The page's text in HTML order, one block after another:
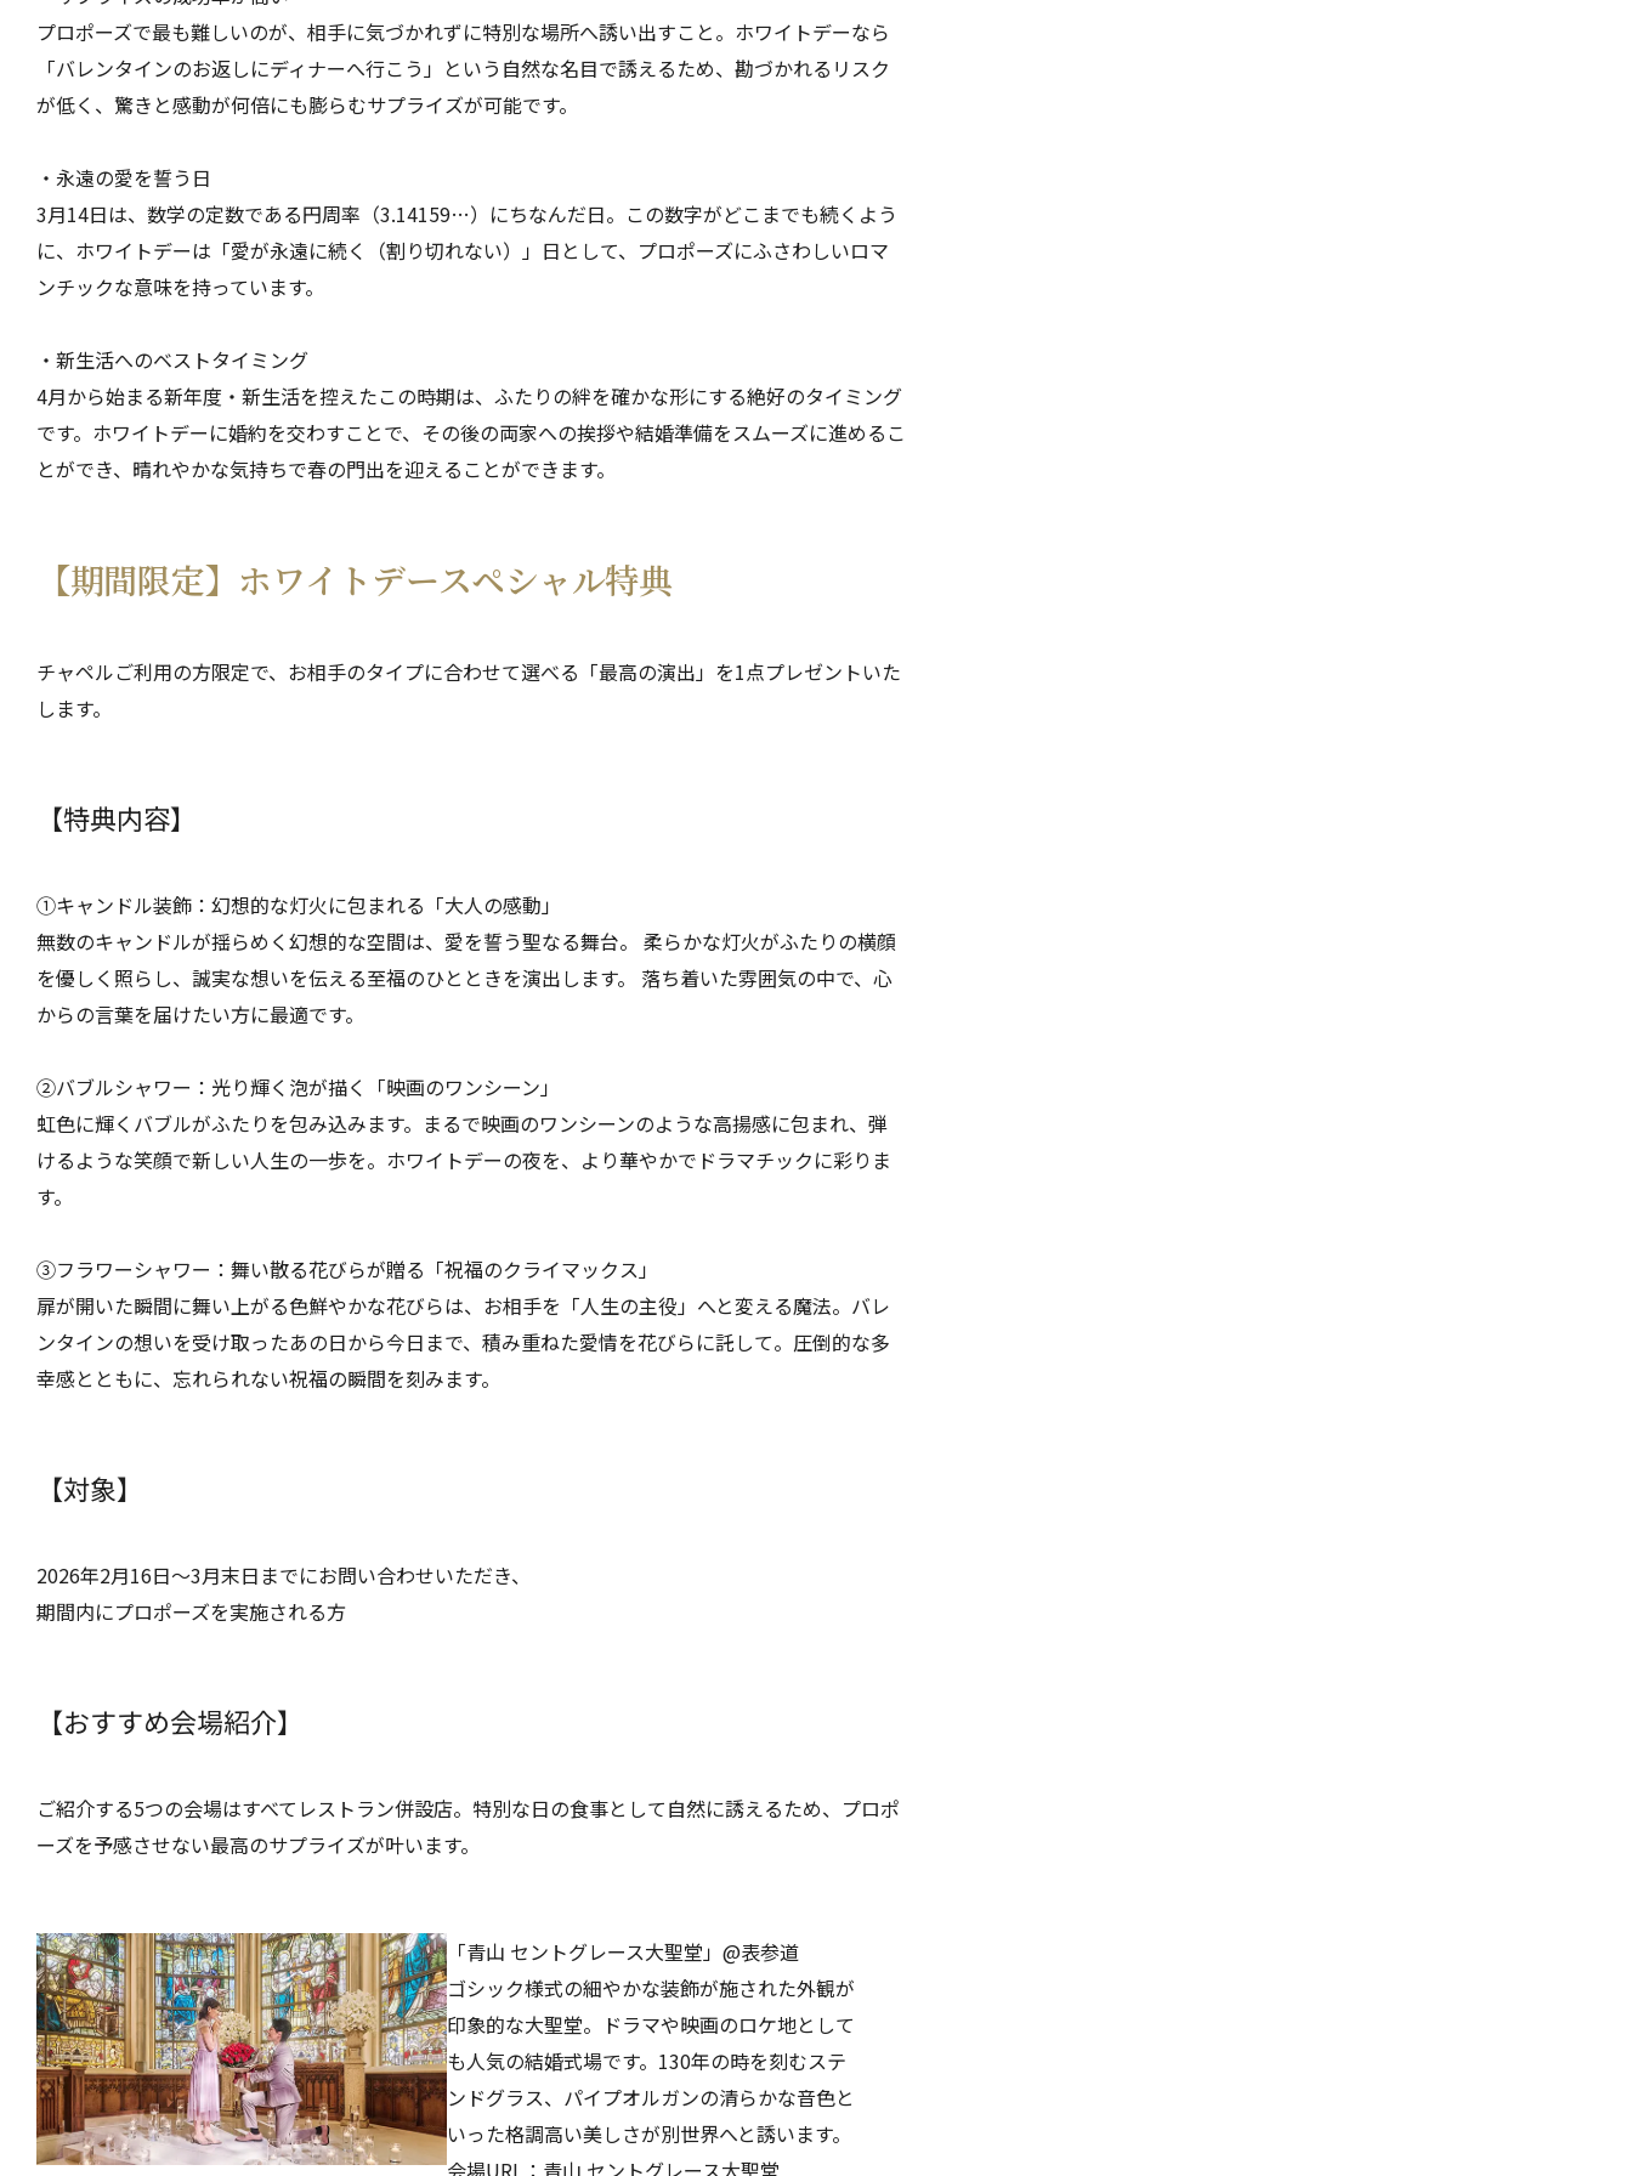
プロポーズで最も難しいのが、相手に気づかれずに特別な場所へ誘い出すこと。ホワイトデーなら
「バレンタインのお返しにディナーへ行こう」という自然な名目で誘えるため、勘づかれるリスク
が低く、驚きと感動が何倍にも膨らむサプライズが可能です。
・永遠の愛を誓う日
3月14日は、数学の定数である円周率（3.14159…）にちなんだ日。この数字がどこまでも続くよう
に、ホワイトデーは「愛が永遠に続く（割り切れない）」日として、プロポーズにふさわしいロマ
ンチックな意味を持っています。
・新生活へのベストタイミング
4月から始まる新年度・新生活を控えたこの時期は、ふたりの絆を確かな形にする絶好のタイミング
です。ホワイトデーに婚約を交わすことで、その後の両家への挨拶や結婚準備をスムーズに進めるこ
とができ、晴れやかな気持ちで春の門出を迎えることができます。
【期間限定】ホワイトデースペシャル特典
チャペルご利用の方限定で、お相手のタイプに合わせて選べる「最高の演出」を1点プレゼントいた
します。
【特典内容】
①キャンドル装飾：幻想的な灯火に包まれる「大人の感動」
無数のキャンドルが揺らめく幻想的な空間は、愛を誓う聖なる舞台。 柔らかな灯火がふたりの横顔
を優しく照らし、誠実な想いを伝える至福のひとときを演出します。 落ち着いた雰囲気の中で、心
からの言葉を届けたい方に最適です。
②バブルシャワー：光り輝く泡が描く「映画のワンシーン」
虹色に輝くバブルがふたりを包み込みます。まるで映画のワンシーンのような高揚感に包まれ、弾
けるような笑顔で新しい人生の一歩を。ホワイトデーの夜を、より華やかでドラマチックに彩りま
す。
③フラワーシャワー：舞い散る花びらが贈る「祝福のクライマックス」
扉が開いた瞬間に舞い上がる色鮮やかな花びらは、お相手を「人生の主役」へと変える魔法。バレ
ンタインの想いを受け取ったあの日から今日まで、積み重ねた愛情を花びらに託して。圧倒的な多
幸感とともに、忘れられない祝福の瞬間を刻みます。
【対象】
2026年2月16日〜3月末日までにお問い合わせいただき、
期間内にプロポーズを実施される方
【おすすめ会場紹介】
ご紹介する5つの会場はすべてレストラン併設店。特別な日の食事として自然に誘えるため、プロポ
ーズを予感させない最高のサプライズが叶います。
「青山 セントグレース大聖堂」@表参道
ゴシック様式の細やかな装飾が施された外観が
印象的な大聖堂。ドラマや映画のロケ地として
も人気の結婚式場です。130年の時を刻むステ
ンドグラス、パイプオルガンの清らかな音色と
いった格調高い美しさが別世界へと誘います。
会場URL： 青山 セントグレース大聖堂